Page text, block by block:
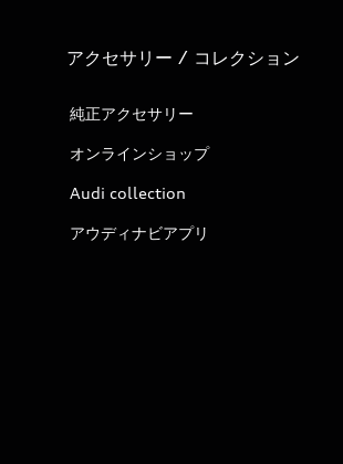
アクセサリー / コレクション
純正アクセサリー
オンラインショップ
Audi collection
アウディナビアプリ